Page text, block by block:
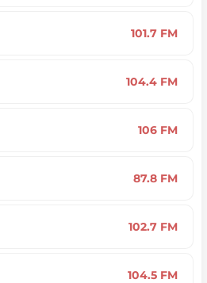
101.7 FM
104.4 FM
106 FM
87.8 FM
102.7 FM
104.5 FM